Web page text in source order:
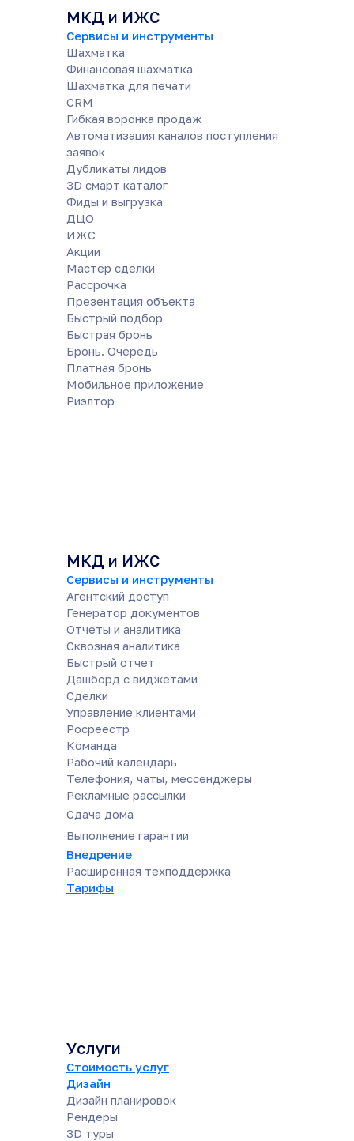
Услуги
Стоимость услуг
Дизайн
Дизайн планировок
Рендеры
3D туры
МКД и ИЖС
Сервисы и инструменты
Агентский доступ
Генератор документов
Отчеты и аналитика
Сквозная аналитика
Быстрый отчет
Дашборд с виджетами
Сделки
Управление клиентами
Росреестр
Команда
Рабочий календарь
Телефония, чаты, мессенджеры
Рекламные рассылки
Сдача дома
Выполнение гарантии
Внедрение
Расширенная техподдержка
Тарифы
МКД и ИЖС
Сервисы и инструменты
Шахматка
Финансовая шахматка
Шахматка для печати
CRM
Гибкая воронка продаж
Автоматизация каналов поступления
заявок
Дубликаты лидов
3D смарт каталог
Фиды и выгрузка
ДЦО
ИЖС
Акции
Мастер сделки
Рассрочка
Презентация объекта
Быстрый подбор
Быстрая бронь
Бронь. Очередь
Платная бронь
Мобильное приложение
Риэлтор